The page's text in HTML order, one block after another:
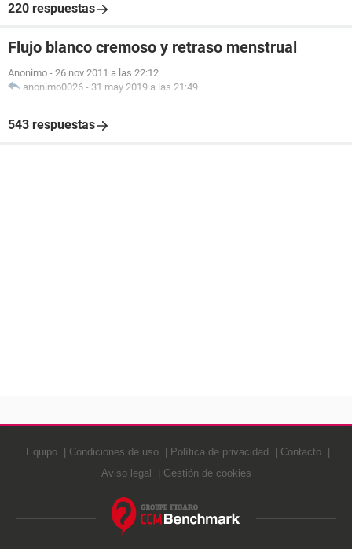
220 respuestas
Flujo blanco cremoso y retraso menstrual
Anonimo - 26 nov 2011 a las 22:12
anonimo0026 - 31 may 2019 a las 21:49
543 respuestas
Equipo Condiciones de uso Política de privacidad
Contacto
Aviso legal
Gestión de cookies